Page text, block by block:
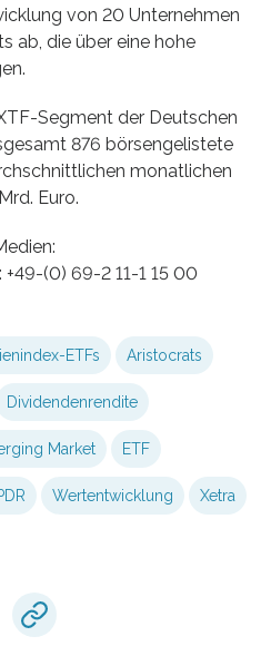
von 20 Unternehmen
ab, die über eine hohe
Segment der Deutschen
876 börsengelistete
monatlichen
Euro.
+49-(0) 69-2 11-1 15 00
ETFs Aristocrats
Dividendenrendite
Market ETF
Wertentwicklung Xetra